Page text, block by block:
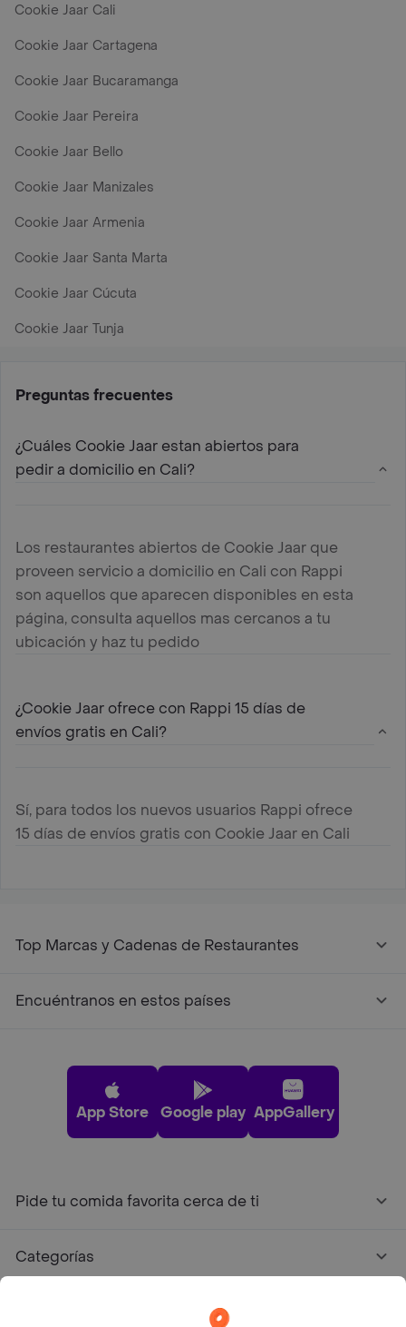
Cookie Jaar Cali
Cookie Jaar Cartagena
Cookie Jaar Bucaramanga
Cookie Jaar Pereira
Cookie Jaar Bello
Cookie Jaar Manizales
Cookie Jaar Armenia
Cookie Jaar Santa Marta
Cookie Jaar Cúcuta
Cookie Jaar Tunja
Preguntas frecuentes
¿Cuáles Cookie Jaar estan abiertos para
pedir a domicilio en Cali?
Los restaurantes abiertos de Cookie Jaar que
proveen servicio a domicilio en Cali con Rappi
son aquellos que aparecen disponibles en esta
página, consulta aquellos mas cercanos a tu
ubicación y haz tu pedido
¿Cookie Jaar ofrece con Rappi 15 días de
envíos gratis en Cali?
Sí, para todos los nuevos usuarios Rappi ofrece
15 días de envíos gratis con Cookie Jaar en Cali
Top Marcas y Cadenas de Restaurantes
Encuéntranos en estos países
App Store Google play AppGallery
Pide tu comida favorita cerca de ti
Categorías